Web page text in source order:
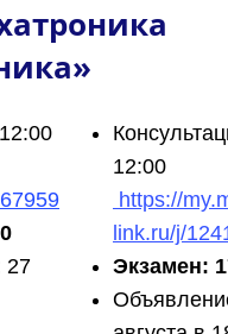
27
12:00
https://
link.ru/j/
Экзамен: